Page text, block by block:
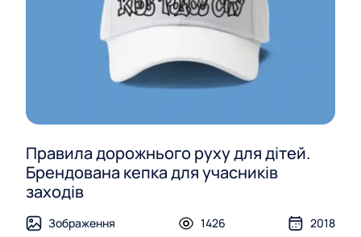
Правила дорожнього руху для дітей.
Брендована кепка для учасників
заходів
Зображення 1426 2018